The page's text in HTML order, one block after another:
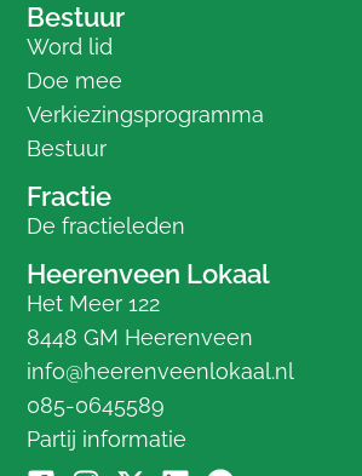
Bestuur
Word lid
Doe mee
Verkiezingsprogramma
Bestuur
Fractie
De fractieleden
Heerenveen Lokaal
Het Meer 122
8448 GM Heerenveen
info@heerenveenlokaal.nl
085-0645589
Partij informatie